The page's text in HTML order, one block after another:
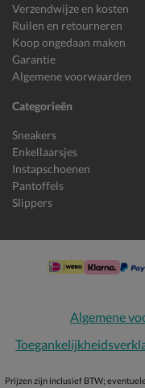
Verzendwijze en kosten
Ruilen en retourneren
Koop ongedaan maken
Garantie
Algemene voorwaarden
Categorieën
Sneakers
Enkellaarsjes
Instapschoenen
Pantoffels
Slippers
Algemene
Prijzen zijn inclusief BTW;